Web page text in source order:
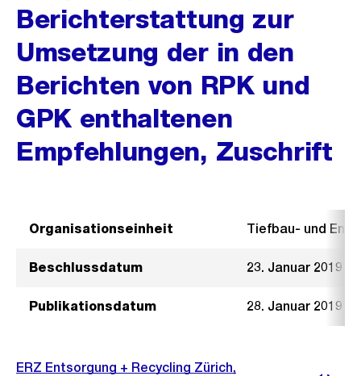
Berichterstattung zur
Umsetzung der in den
Berichten von RPK und
GPK enthaltenen
Empfehlungen, Zuschrift
Organisationseinheit Tiefbau- und
Beschlussdatum 23. Januar 2019
Publikationsdatum 28. Januar 2019
ERZ Entsorgung + Recycling Zürich,